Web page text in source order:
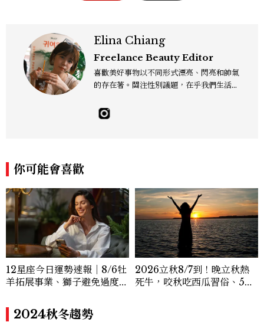
Elina Chiang
Freelance Beauty Editor
喜歡美好事物以不同形式漂亮、閃亮和帥氣
的存在著。關注性別議題，在乎我們生活的
民！Instagram：hanyunc／Contac
t：elina.chiang.work@gmail.com
你可能會喜歡
12星座今日運勢速報｜8/6牡
羊拓展事業、獅子避免過度借
2026立秋8/7到！晚立秋熱
死牛，咬秋吃西瓜習俗、5大
2024秋冬趨勢